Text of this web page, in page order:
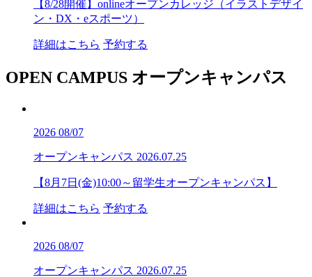
【8/28開催】onlineオープンカレッジ（イラストデザイ
ン・DX・eスポーツ）
詳細はこちら 予約する
OPEN CAMPUS オープンキャンパス
2026 08/07
オープンキャンパス 2026.07.25
【8月7日(金)10:00～留学生オープンキャンパス】
詳細はこちら 予約する
2026 08/07
オープンキャンパス 2026.07.25